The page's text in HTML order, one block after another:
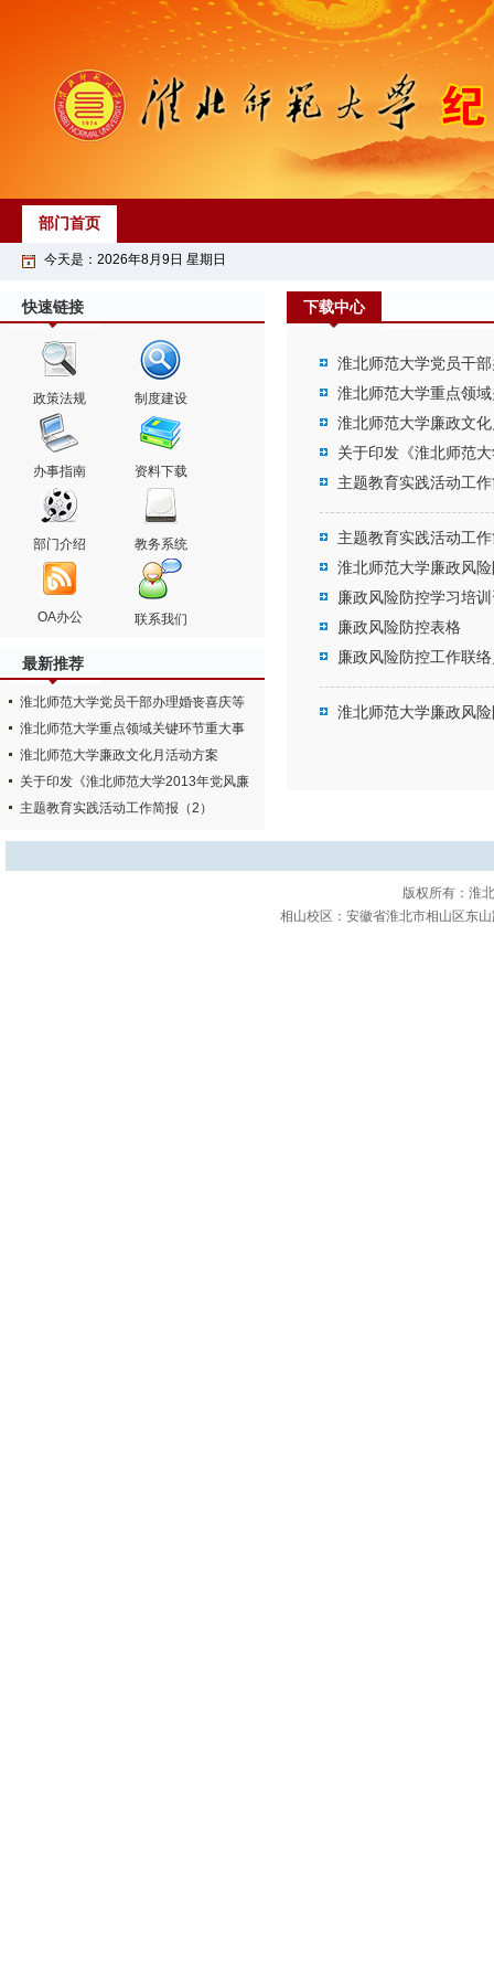
部门首页
今天是： 2026年8月 9 日 星期日
快速链接
政策法规 制度建设
办事指南 资料下载
部门介绍 教务系统
OA办公 联系我们
最新推荐
淮北师范大学党员干部办理婚丧喜庆等
事宜报告表
淮北师范大学重点领域关键环节重大事
项决策实施事前报备表
淮北师范大学廉政文化月活动方案
关于印发《淮北师范大学2013年党风廉
政建设和反腐败工作要…
主题教育实践活动工作简报（2）
下载中心
淮北师范大学党员干
淮北师范大学重点领
淮北师范大学廉政文
关于印发《淮北师范
主题教育实践活动工
主题教育实践活动工
淮北师范大学廉政风
廉政风险防控学习培
廉政风险防控表格
廉政风险防控工作联
淮北师范大学廉政风
版权所有：淮
相山校区：安徽省淮北市相山区东